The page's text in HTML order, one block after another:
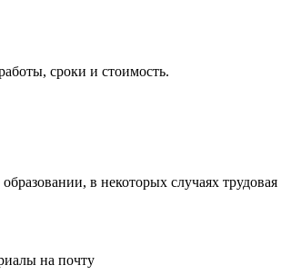
сроки и стоимость.
в некоторых случаях
на почту